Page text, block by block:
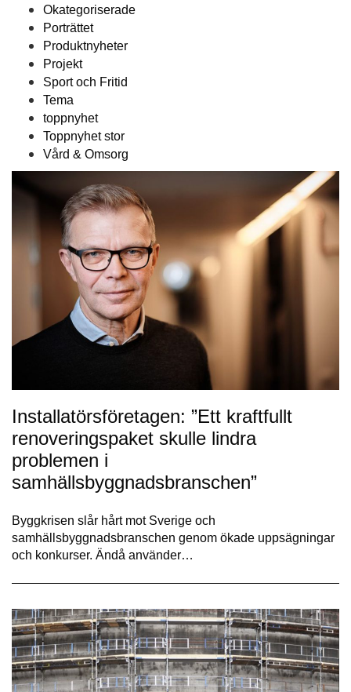
Okategoriserade
Porträttet
Produktnyheter
Projekt
Sport och Fritid
Tema
toppnyhet
Toppnyhet stor
Vård & Omsorg
Installatörsföretagen: ”Ett kraftfullt
renoveringspaket skulle lindra
problemen i
samhällsbyggnadsbranschen”
Byggkrisen slår hårt mot Sverige och
samhällsbyggnadsbranschen genom ökade uppsägningar
och konkurser. Ändå använder…